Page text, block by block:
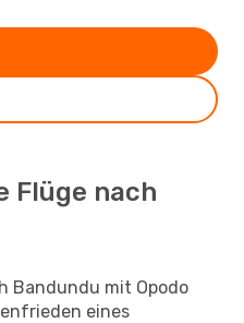
Flüge nach
Bandundu mit Opodo
eines